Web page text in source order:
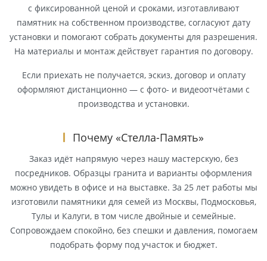
с фиксированной ценой и сроками, изготавливают
памятник на собственном производстве, согласуют дату
установки и помогают собрать документы для разрешения.
На материалы и монтаж действует гарантия по договору.
Если приехать не получается, эскиз, договор и оплату
оформляют дистанционно — с фото- и видеоотчётами с
производства и установки.
Почему «Стелла-Память»
Заказ идёт напрямую через нашу мастерскую, без
посредников. Образцы гранита и варианты оформления
можно увидеть в офисе и на выставке. За 25 лет работы мы
изготовили памятники для семей из Москвы, Подмосковья,
Тулы и Калуги, в том числе двойные и семейные.
Сопровождаем спокойно, без спешки и давления, помогаем
подобрать форму под участок и бюджет.